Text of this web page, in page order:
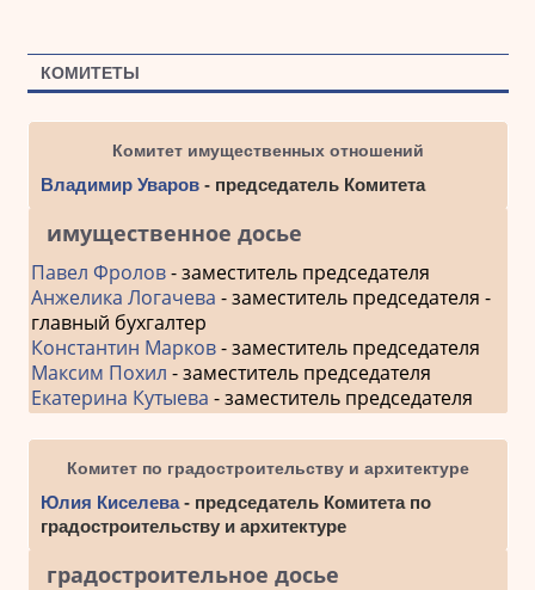
КОМИТЕТЫ
Комитет имущественных отношений
Владимир Уваров- председатель Комитета
имущественное досье
Павел Фролов- заместитель председателя
Анжелика Логачева - заместитель председателя -
главный бухгалтер
Константин Марков- заместитель председателя
Максим Похил - заместитель председателя
Екатерина Кутыева - заместитель председателя
Комитет по градостроительству и архитектуре
Юлия Киселева- председатель Комитета по
градостроительству и архитектуре
градостроительное досье